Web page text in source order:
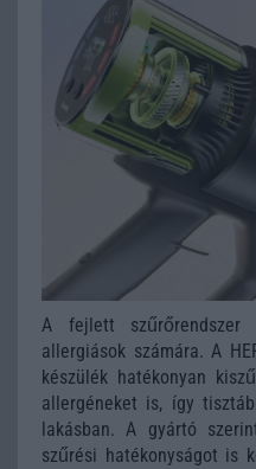
A fejlett
allergiások számára. A
készülék hatékonyan
allergéneket is, így
lakásban. A gyártó
szűrési hatékonyságot is